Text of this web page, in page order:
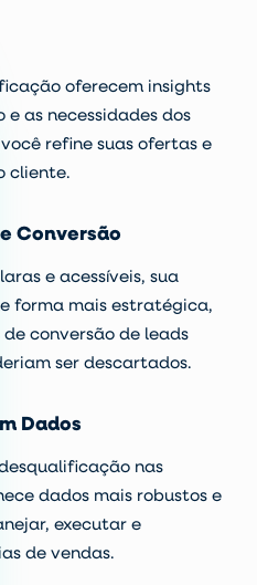
oferecem insights
e as necessidades dos
refine suas ofertas e
cliente.
Conversão
e acessíveis, sua
forma mais estratégica,
conversão de leads
ser descartados.
Dados
nas
dados mais robustos e
executar e
de vendas.